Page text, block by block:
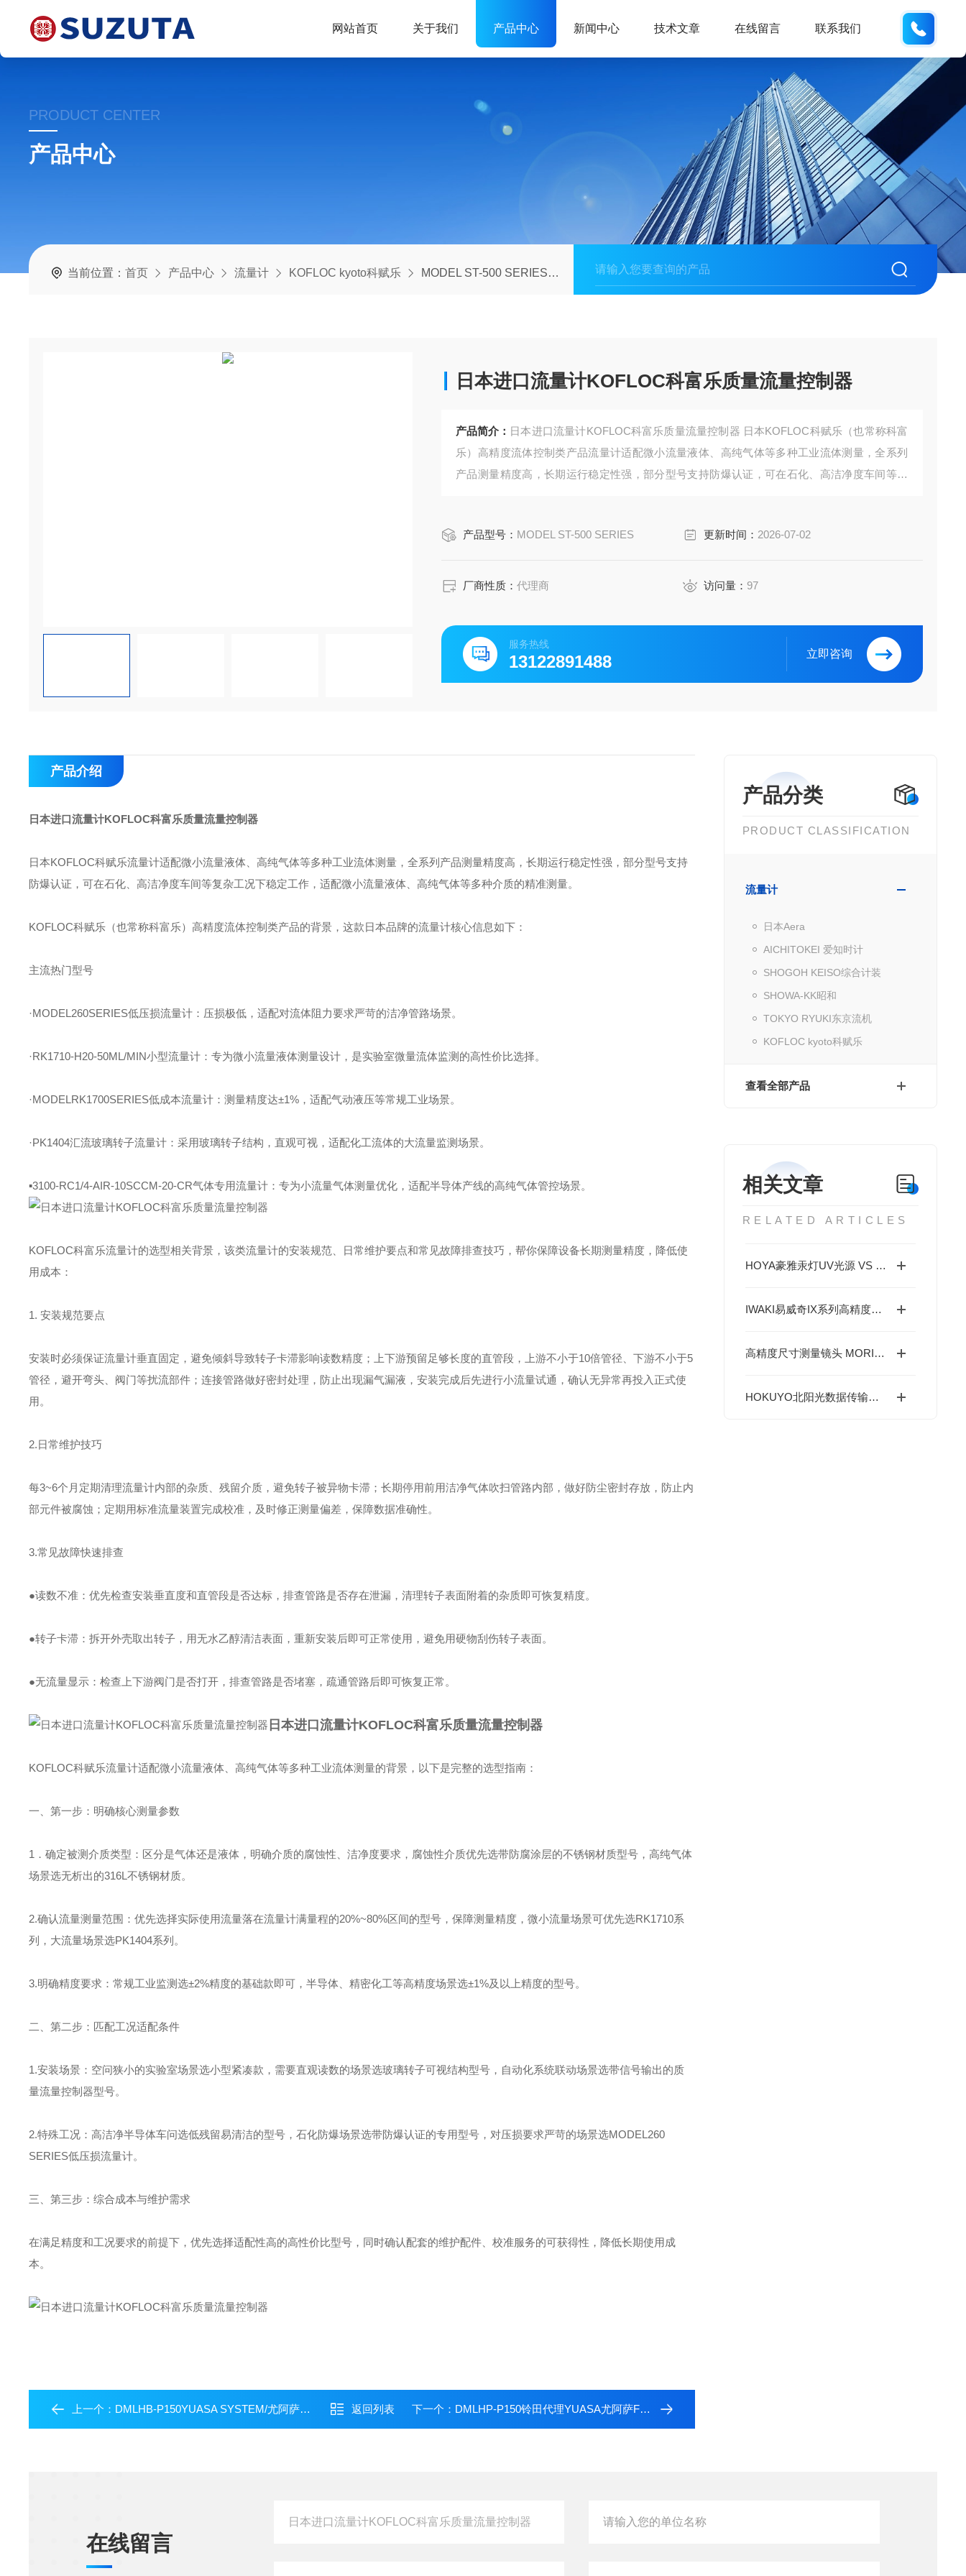
网站首页 关于我们 产品中心 新闻中心 技术文章 在线留言 联系我们
PRODUCT CENTER
产品中心
当前位置：首页 产品中心 流量计 KOFLOC kyoto科赋乐 MODEL ST-500 SERIES日本进口流量计KOFLOC科富乐质量流量控制器
日本进口流量计KOFLOC科富乐质量流量控制器
产品简介： 日本进口流量计KOFLOC科富乐质量流量控制器 日本KOFLOC科赋乐（也常称科富
乐）高精度流体控制类产品流量计适配微小流量液体、高纯气体等多种工业流体测量，全系列
产品测量精度高，长期运行稳定性强，部分型号支持防爆认证，可在石化、高洁净度车间等复
产品型号： MODEL ST-500 SERIES 更新时间： 2026-07-02
厂商性质：代理商 访问量： 97
服务热线
13122891488 立即咨询
产品分类
PRODUCT CLASSIFICATION
流量计
日本Aera
AICHITOKEI 爱知时计
SHOGOH KEISO综合计装
SHOWA-KK昭和
TOKYO RYUKI东京流机
KOFLOC kyoto科赋乐
查看全部产品
相关文章
RELATED ARTICLES
​HOYA豪雅汞灯UV光源 VS UV-LED紫外光源 优缺点全面对比
IWAKI易威奇IX系列高精度定量泵-可输送粘性液体计量泵
高精度尺寸测量镜头 MORITEX FF系列 茉丽特低畸变工业检测专用
HOKUYO北阳光数据传输装置 全系列选型指南
产品介绍
日本进口流量计KOFLOC科富乐质量流量控制器
日本KOFLOC科赋乐流量计适配微小流量液体、高纯气体等多种工业流体测量，全系列产品测量精度高，长期运行稳定性强，部分型号支持
防爆认证，可在石化、高洁净度车间等复杂工况下稳定工作，适配微小流量液体、高纯气体等多种介质的精准测量。
KOFLOC科赋乐（也常称科富乐）高精度流体控制类产品的背景，这款日本品牌的流量计核心信息如下：
主流热门型号
·MODEL260SERIES低压损流量计：压损极低，适配对流体阻力要求严苛的洁净管路场景。
·RK1710-H20-50ML/MIN小型流量计：专为微小流量液体测量设计，是实验室微量流体监测的高性价比选择。
·MODELRK1700SERIES低成本流量计：测量精度达±1%，适配气动液压等常规工业场景。
·PK1404汇流玻璃转子流量计：采用玻璃转子结构，直观可视，适配化工流体的大流量监测场景。
▪3100-RC1/4-AIR-10SCCM-20-CR气体专用流量计：专为小流量气体测量优化，适配半导体产线的高纯气体管控场景。
KOFLOC科富乐流量计的选型相关背景，该类流量计的安装规范、日常维护要点和常见故障排查技巧，帮你保障设备长期测量精度，降低使
用成本：
1. 安装规范要点
安装时必须保证流量计垂直固定，避免倾斜导致转子卡滞影响读数精度；上下游预留足够长度的直管段，上游不小于10倍管径、下游不小于5
管径，避开弯头、阀门等扰流部件；连接管路做好密封处理，防止出现漏气漏液，安装完成后先进行小流量试通，确认无异常再投入正式使
用。
2.日常维护技巧
每3~6个月定期清理流量计内部的杂质、残留介质，避免转子被异物卡滞；长期停用前用洁净气体吹扫管路内部，做好防尘密封存放，防止内
部元件被腐蚀；定期用标准流量装置完成校准，及时修正测量偏差，保障数据准确性。
3.常见故障快速排查
●读数不准：优先检查安装垂直度和直管段是否达标，排查管路是否存在泄漏，清理转子表面附着的杂质即可恢复精度。
●转子卡滞：拆开外壳取出转子，用无水乙醇清洁表面，重新安装后即可正常使用，避免用硬物刮伤转子表面。
●无流量显示：检查上下游阀门是否打开，排查管路是否堵塞，疏通管路后即可恢复正常。
日本进口流量计KOFLOC科富乐质量流量控制器
KOFLOC科赋乐流量计适配微小流量液体、高纯气体等多种工业流体测量的背景，以下是完整的选型指南：
一、第一步：明确核心测量参数
1．确定被测介质类型：区分是气体还是液体，明确介质的腐蚀性、洁净度要求，腐蚀性介质优先选带防腐涂层的不锈钢材质型号，高纯气体
场景选无析出的316L不锈钢材质。
2.确认流量测量范围：优先选择实际使用流量落在流量计满量程的20%~80%区间的型号，保障测量精度，微小流量场景可优先选RK1710系
列，大流量场景选PK1404系列。
3.明确精度要求：常规工业监测选±2%精度的基础款即可，半导体、精密化工等高精度场景选±1%及以上精度的型号。
二、第二步：匹配工况适配条件
1.安装场景：空问狭小的实验室场景选小型紧凑款，需要直观读数的场景选玻璃转子可视结构型号，自动化系统联动场景选带信号输出的质
量流量控制器型号。
2.特殊工况：高洁净半导体车问选低残留易清洁的型号，石化防爆场景选带防爆认证的专用型号，对压损要求严苛的场景选MODEL260
SERIES低压损流量计。
三、第三步：综合成本与维护需求
在满足精度和工况要求的前提下，优先选择适配性高的高性价比型号，同时确认配套的维护配件、校准服务的可获得性，降低长期使用成
本。
上一个： DMLHB-P150YUASA SYSTEM/尤阿萨小型卓上型耐久试验机 返回列表 下一个： DMLHP-P150铃田代理YUASA尤阿萨FPC薄膜弯曲疲劳试验机
在线留言